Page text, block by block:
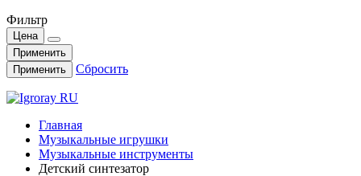
Фильтр
Цена
Применить
Применить
Сбросить
Главная
Музыкальные игрушки
Музыкальные инструменты
Детский синтезатор